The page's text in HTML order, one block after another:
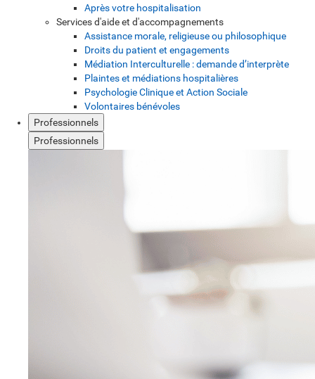
Après votre hospitalisation
Services d'aide et d'accompagnements
Assistance morale, religieuse ou philosophique
Droits du patient et engagements
Médiation Interculturelle : demande d’interprète
Plaintes et médiations hospitalières
Psychologie Clinique et Action Sociale
Volontaires bénévoles
Professionnels
Professionnels